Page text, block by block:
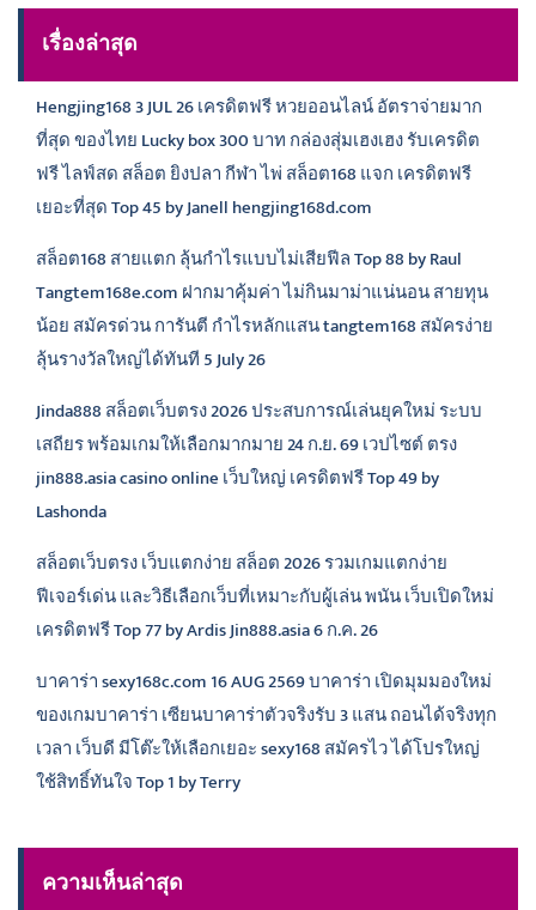
เรื่องล่าสุด
Hengjing168 3 JUL 26 เครดิตฟรี หวยออนไลน์ อัตราจ่ายมาก
ที่สุด ของไทย Lucky box 300 บาท กล่องสุ่มเฮงเฮง รับเครดิต
ฟรี ไลฟ์สด สล็อต ยิงปลา กีฬา ไพ่ สล็อต168 แจก เครดิตฟรี
เยอะที่สุด Top 45 by Janell hengjing168d.com
สล็อต168 สายแตก ลุ้นกำไรแบบไม่เสียฟีล Top 88 by Raul
Tangtem168e.com ฝากมาคุ้มค่า ไม่กินมาม่าแน่นอน สายทุน
น้อย สมัครด่วน การันตี กำไรหลักแสน tangtem168 สมัครง่าย
ลุ้นรางวัลใหญ่ได้ทันที 5 July 26
Jinda888 สล็อตเว็บตรง 2026 ประสบการณ์เล่นยุคใหม่ ระบบ
เสถียร พร้อมเกมให้เลือกมากมาย 24 ก.ย. 69 เวปไซต์ ตรง
jin888.asia casino online เว็บใหญ่ เครดิตฟรี Top 49 by
Lashonda
สล็อตเว็บตรง เว็บแตกง่าย สล็อต 2026 รวมเกมแตกง่าย
ฟีเจอร์เด่น และวิธีเลือกเว็บที่เหมาะกับผู้เล่น พนัน เว็บเปิดใหม่
เครดิตฟรี Top 77 by Ardis Jin888.asia 6 ก.ค. 26
บาคาร่า sexy168c.com 16 AUG 2569 บาคาร่า เปิดมุมมองใหม่
ของเกมบาคาร่า เซียนบาคาร่าตัวจริงรับ 3 แสน ถอนได้จริงทุก
เวลา เว็บดี มีโต๊ะให้เลือกเยอะ sexy168 สมัครไว ได้โปรใหญ่
ใช้สิทธิ์ทันใจ Top 1 by Terry
ความเห็นล่าสุด